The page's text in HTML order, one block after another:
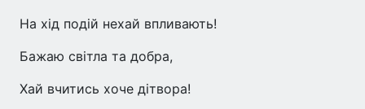
На хід подій нехай впливають!
Бажаю світла та добра,
Хай вчитись хоче дітвора!